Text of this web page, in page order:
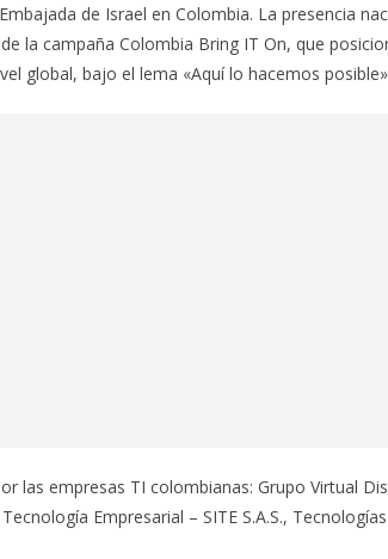
de Israel en Colombia. La presencia
la campaña Colombia Bring IT On, que
global, bajo el lema «Aquí lo hacemos
las empresas TI colombianas: Grupo Virtual
Empresarial – SITE S.A.S.,